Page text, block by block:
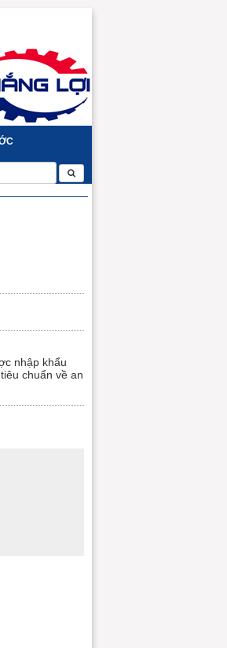
nhập khẩu
chuẩn về an